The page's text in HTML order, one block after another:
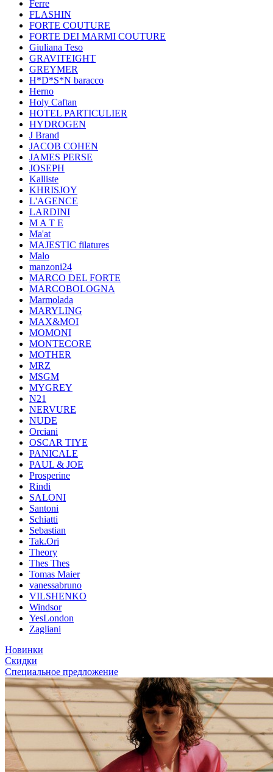
Ferre
FLASHIN
FORTE COUTURE
FORTE DEI MARMI COUTURE
Giuliana Teso
GRAVITEIGHT
GREYMER
H*D*S*N baracco
Herno
Holy Caftan
HOTEL PARTICULIER
HYDROGEN
J Brand
JACOB COHEN
JAMES PERSE
JOSEPH
Kalliste
KHRISJOY
L'AGENCE
LARDINI
M A T E
Ma'at
MAJESTIC filatures
Malo
manzoni24
MARCO DEL FORTE
MARCOBOLOGNA
Marmolada
MARYLING
MAX&MOI
MOMONI
MONTECORE
MOTHER
MRZ
MSGM
MYGREY
N21
NERVURE
NUDE
Orciani
OSCAR TIYE
PANICALE
PAUL & JOE
Prosperine
Rindi
SALONI
Santoni
Schiatti
Sebastian
Tak.Ori
Theory
Thes Thes
Tomas Maier
vanessabruno
VILSHENKO
Windsor
YesLondon
Zagliani
Новинки
Скидки
Специальное предложение